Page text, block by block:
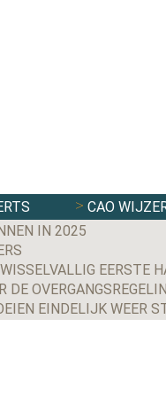
CAO
IN 2025
EERSTE